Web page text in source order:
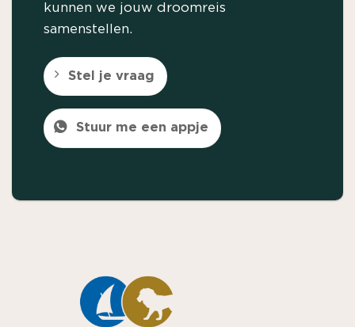
kunnen we jouw droomreis
samenstellen.
Stel je vraag
Stuur me een appje